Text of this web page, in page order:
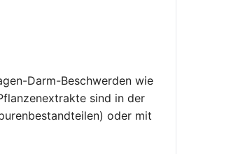
Darm-Beschwerden wie
sind in der
oder mit